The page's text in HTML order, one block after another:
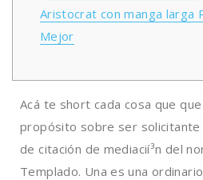
Aristocrat con manga larga
Mejor
Acá te short cada cosa que
propósito sobre ser
de citación de mediacií³n del
Templado. Una es una